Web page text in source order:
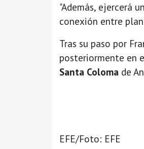
"Además, ejercerá
conexión entre
Tras su paso por
posteriormente en
Santa Coloma de
EFE/Foto: EFE